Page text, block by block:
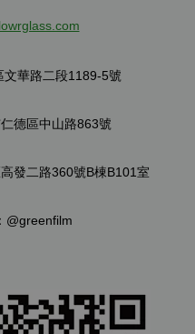
lowrglass.com
華路二段1189-5號
德區中山路863號
發二路360號B棟B101室
@greenfilm